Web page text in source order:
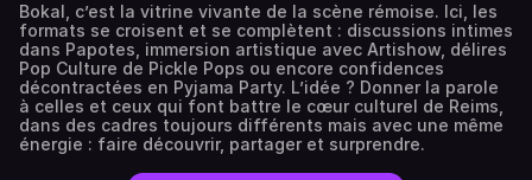
Bokal, c’est la vitrine vivante de la scène rémoise. Ici, les
formats se croisent et se complètent : discussions intimes
dans Papotes, immersion artistique avec Artishow, délires
Pop Culture de Pickle Pops ou encore confidences
décontractées en Pyjama Party. L’idée ? Donner la parole
à celles et ceux qui font battre le cœur culturel de Reims,
dans des cadres toujours différents mais avec une même
énergie : faire découvrir, partager et surprendre.